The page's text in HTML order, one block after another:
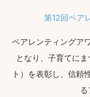
第12回ペア
ペアレンティングア
となり、子育てに
ト）を表彰し、信頼
る